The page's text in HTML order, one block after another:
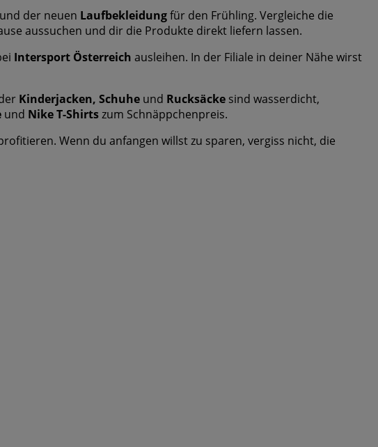
und der neuen Laufbekleidungfür den Frühling. Vergleiche die
aussuchen und dir die Produkte direkt liefern lassen.
Intersport Österreich ausleihen. In der Filiale in deiner Nähe wirst
Kinderjacken, Schuhe und Rucksäcke sind wasserdicht,
und Nike T-Shirtszum Schnäppchenpreis.
Wenn du anfangen willst zu sparen, vergiss nicht, die